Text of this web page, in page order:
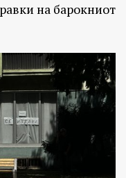
на барокниот